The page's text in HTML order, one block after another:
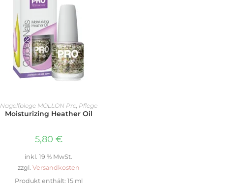
IN DEN WARENKORB
Nagelfplege MOLLON Pro, Pflege
Moisturizing Heather Oil
5,80 €
inkl. 19 % MwSt.
zzgl. Versandkosten
Produkt enthält: 15 ml